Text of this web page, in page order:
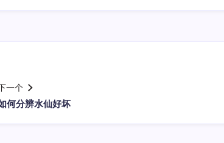
一个
何分辨水仙好坏